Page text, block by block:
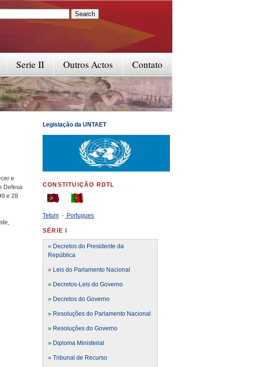
form
Contato
Outros Actos
Serie II
e
Defesa
e 28
Legislação da UNTAET
CONSTITUIÇÃO RDTL
Tetum - Portugues
SÉRIE I
» Decretos do Presidente da
República
» Leis do Parlamento Nacional
» Decretos-Leis do Governo
» Decretos do Governo
» Resoluções do Parlamento Nacional
» Resoluções do Governo
» Diploma Ministerial
» Tribunal de Recurso